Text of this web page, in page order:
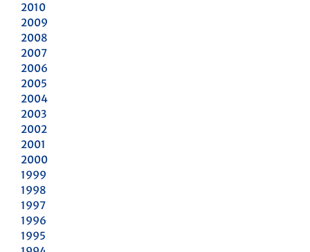
2010
2009
2008
2007
2006
2005
2004
2003
2002
2001
2000
1999
1998
1997
1996
1995